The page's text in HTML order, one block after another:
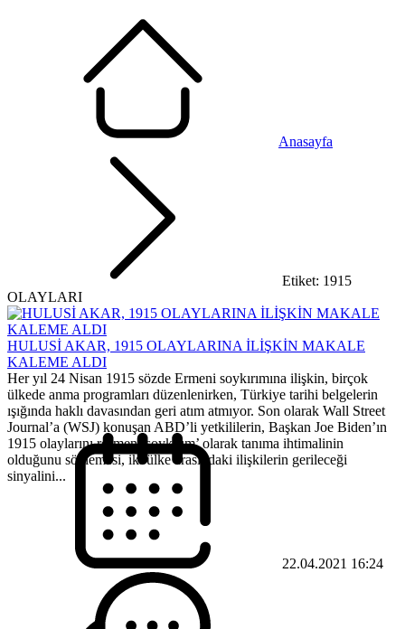
Anasayfa
Etiket: 1915
OLAYLARI
HULUSİ AKAR, 1915 OLAYLARINA İLİŞKİN MAKALE
KALEME ALDI
Her yıl 24 Nisan 1915 sözde Ermeni soykırımına ilişkin, birçok
ülkede anma programları düzenlenirken, Türkiye tarihi belgelerin
ışığında haklı davasından geri atım atmıyor. Son olarak Wall Street
Journal’a (WSJ) konuşan ABD’li yetkililerin, Başkan Joe Biden’ın
1915 olaylarını resmen ‘soykırım’ olarak tanıma ihtimalinin
olduğunu söylemesi, iki ülke arasındaki ilişkilerin gerileceği
sinyalini...
22.04.2021 16:24